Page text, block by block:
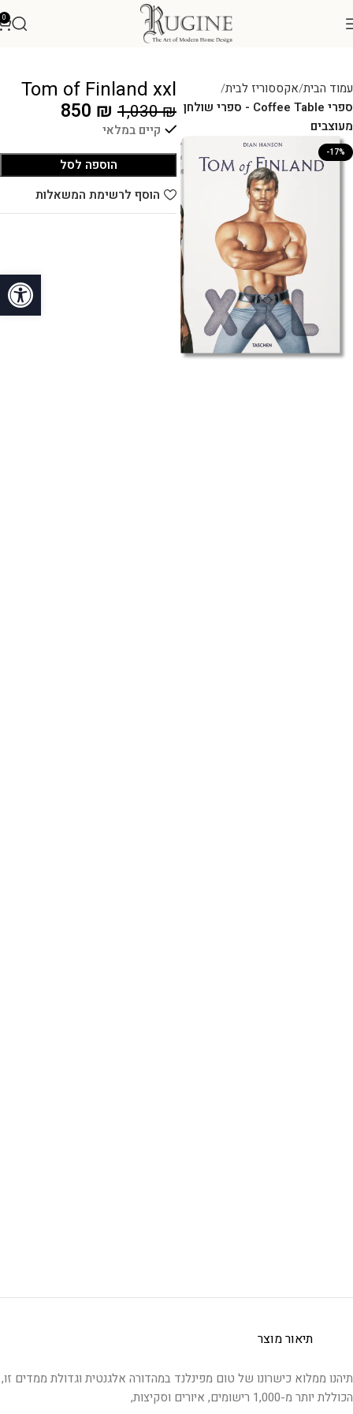
פתח
0
עמוד הבית אקססוריז לבית
ספרי Coffee Table - ספרי שולחן
מעוצבים
-17%
Tom of Finland xxl
1,030₪
850 ₪
קיים במלאי
הוספה לסל
הוסף לרשימת המשאלות
תיאור מוצר
תיהנו ממלוא כישרונו של טום מפינלנד במהדורה אלגנטית וגדולת ממדים זו,
הכוללת יותר מ-1,000 רישומים, איורים וסקיצות,